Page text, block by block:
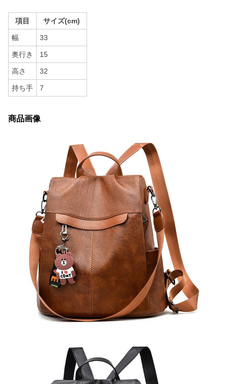
項目 サイズ(cm)
幅 33
奥行き 15
高さ 32
持ち手 7
商品画像